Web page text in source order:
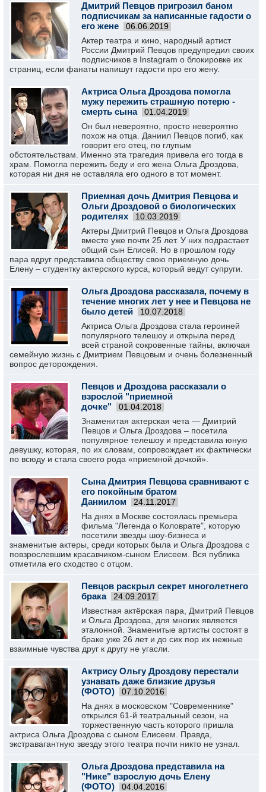
Дмитрий Певцов пригрозил баном
подписчикам за написанные гадости о
его жене
06.06.2019
Актер театра и кино, народный артист
России Дмитрий Певцов предупредил своих
подписчиков в Instagram о блокировке их
страниц, если фанаты напишут гадости про его жену.
Актриса Ольга Дроздова помогла
мужу пережить страшную потерю -
смерть сына
01.04.2019
Он был невероятно, просто невероятно
похож на отца. Даниил Певцов погиб, как
говорит его отец, по глупым
обстоятельствам. Именно эта трагедия привела его тогда в
храм. Помогла пережить беду и его жена Ольга Дроздова,
которая ни дня не оставляла его одного в тот момент.
Приемная дочь Дмитрия Певцова и
Ольги Дроздовой о биологических
родителях
10.03.2019
Актеры Дмитрий Певцов и Ольга Дроздова
вместе уже почти 25 лет. У них подрастает
общий сын Елисей. Но в прошлом году
пара вдруг представила обществу свою приемную дочь
Елену – студентку актерского курса, который ведут супруги.
Ольга Дроздова рассказала, почему в
течение многих лет у нее и Певцова не
было детей
10.07.2018
Актриса Ольга Дроздова стала героиней
популярного телешоу и открыла перед
всей страной сокровенные тайны, включая
семейную жизнь с Дмитрием Певцовым и очень болезненный
вопрос деторождения.
Певцов и Дроздова рассказали о
взрослой "приемной
дочке"
01.04.2018
Знаменитая актерская чета — Дмитрий
Певцов и Ольга Дроздова – посетила
популярное телешоу и представила юную
девушку, которая, по их словам, сопровождает их фактически
по всюду и стала своего рода «приемной дочкой».
Сына Дмитрия Певцова сравнивают с
его покойным братом
Даниилом
24.11.2017
На днях в Москве состоялась премьера
фильма "Легенда о Коловрате", которую
посетили звезды шоу-бизнеса и
знаменитые актеры, среди которых была и Ольга Дроздова с
повзрослевшим красавчиком-сыном Елисеем. Вся публика
отметила его сходство с отцом.
Певцов раскрыл секрет многолетнего
брака
24.09.2017
Известная актёрская пара, Дмитрий Певцов
и Ольга Дроздова, для многих является
эталонной. Знаменитые артисты состоят в
браке уже 26 лет и до сих пор их нежные
взаимные чувства друг к другу не угасли.
Актрису Ольгу Дроздову перестали
узнавать даже близкие друзья
(ФОТО)
07.10.2016
На днях в московском "Современнике"
открылся 61-й театральный сезон, на
торжественную часть которого пришла
актриса Ольга Дроздова с сыном Елисеем. Правда,
экстравагантную звезду этого театра почти никто не узнал.
Ольга Дроздова представила на
"Нике" взрослую дочь Елену
(ФОТО)
04.04.2016